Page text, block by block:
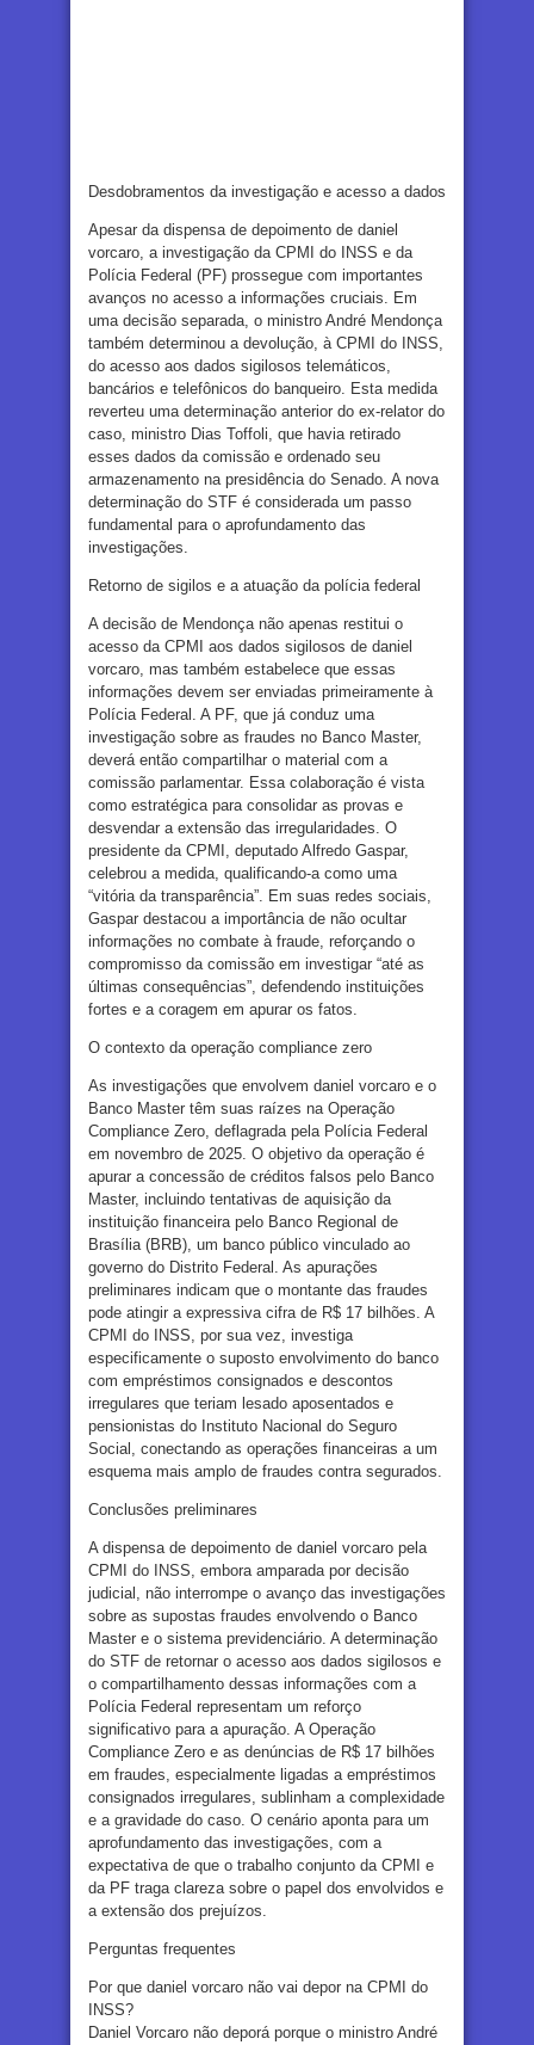
Desdobramentos da investigação e acesso a dados
Apesar da dispensa de depoimento de daniel
vorcaro, a investigação da CPMI do INSS e da
Polícia Federal (PF) prossegue com importantes
avanços no acesso a informações cruciais. Em
uma decisão separada, o ministro André Mendonça
também determinou a devolução, à CPMI do INSS,
do acesso aos dados sigilosos telemáticos,
bancários e telefônicos do banqueiro. Esta medida
reverteu uma determinação anterior do ex-relator do
caso, ministro Dias Toffoli, que havia retirado
esses dados da comissão e ordenado seu
armazenamento na presidência do Senado. A nova
determinação do STF é considerada um passo
fundamental para o aprofundamento das
investigações.
Retorno de sigilos e a atuação da polícia federal
A decisão de Mendonça não apenas restitui o
acesso da CPMI aos dados sigilosos de daniel
vorcaro, mas também estabelece que essas
informações devem ser enviadas primeiramente à
Polícia Federal. A PF, que já conduz uma
investigação sobre as fraudes no Banco Master,
deverá então compartilhar o material com a
comissão parlamentar. Essa colaboração é vista
como estratégica para consolidar as provas e
desvendar a extensão das irregularidades. O
presidente da CPMI, deputado Alfredo Gaspar,
celebrou a medida, qualificando-a como uma
“vitória da transparência”. Em suas redes sociais,
Gaspar destacou a importância de não ocultar
informações no combate à fraude, reforçando o
compromisso da comissão em investigar “até as
últimas consequências”, defendendo instituições
fortes e a coragem em apurar os fatos.
O contexto da operação compliance zero
As investigações que envolvem daniel vorcaro e o
Banco Master têm suas raízes na Operação
Compliance Zero, deflagrada pela Polícia Federal
em novembro de 2025. O objetivo da operação é
apurar a concessão de créditos falsos pelo Banco
Master, incluindo tentativas de aquisição da
instituição financeira pelo Banco Regional de
Brasília (BRB), um banco público vinculado ao
governo do Distrito Federal. As apurações
preliminares indicam que o montante das fraudes
pode atingir a expressiva cifra de R$ 17 bilhões. A
CPMI do INSS, por sua vez, investiga
especificamente o suposto envolvimento do banco
com empréstimos consignados e descontos
irregulares que teriam lesado aposentados e
pensionistas do Instituto Nacional do Seguro
Social, conectando as operações financeiras a um
esquema mais amplo de fraudes contra segurados.
Conclusões preliminares
A dispensa de depoimento de daniel vorcaro pela
CPMI do INSS, embora amparada por decisão
judicial, não interrompe o avanço das investigações
sobre as supostas fraudes envolvendo o Banco
Master e o sistema previdenciário. A determinação
do STF de retornar o acesso aos dados sigilosos e
o compartilhamento dessas informações com a
Polícia Federal representam um reforço
significativo para a apuração. A Operação
Compliance Zero e as denúncias de R$ 17 bilhões
em fraudes, especialmente ligadas a empréstimos
consignados irregulares, sublinham a complexidade
e a gravidade do caso. O cenário aponta para um
aprofundamento das investigações, com a
expectativa de que o trabalho conjunto da CPMI e
da PF traga clareza sobre o papel dos envolvidos e
a extensão dos prejuízos.
Perguntas frequentes
Por que daniel vorcaro não vai depor na CPMI do
INSS?
Daniel Vorcaro não deporá porque o ministro André